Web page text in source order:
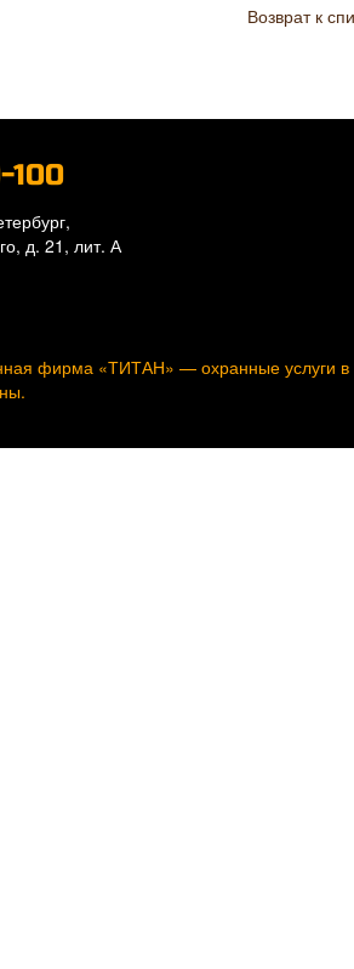
Возврат к
100
д. 21, лит. А
фирма «ТИТАН» — охранные услуги